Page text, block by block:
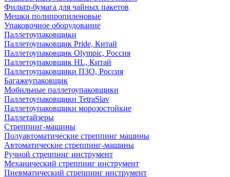
Фильтр-бумага для чайных пакетов
Мешки полипропиленовые
Упаковочное оборудование
Паллетоупаковщики
Паллетоупаковщик Pride, Китай
Паллетоупаковщик Olympic, Россия
Паллетоупаковщик HL, Китай
Паллетоупаковщики ПЗО, Россия
Багажеупаковщик
Мобильные паллетоупаковщики
Паллетоупаковщики TetraSlav
Паллетоупаковщики морозостойкие
Паллетайзеры
Стреппинг-машины
Полуавтоматические стреппинг машины
Автоматические стреппинг-машины
Ручной стреппинг инструмент
Механический стреппинг инструмент
Пневматический стреппинг инструмент